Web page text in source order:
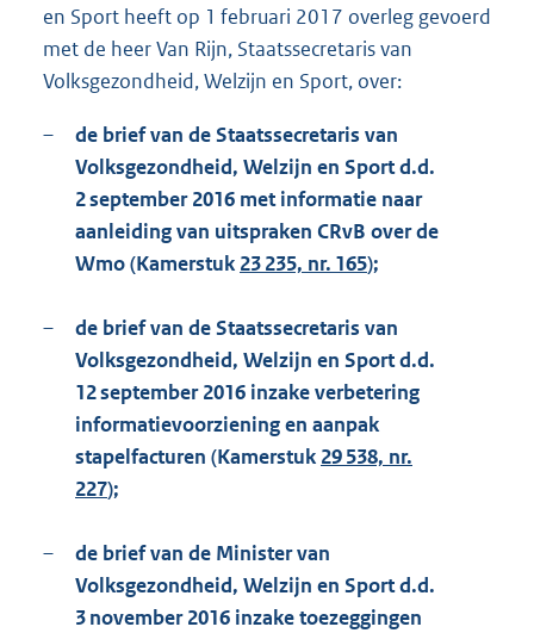
en Sport heeft op 1 februari 2017 overleg gevoerd
met de heer Van Rijn, Staatssecretaris van
Volksgezondheid, Welzijn en Sport, over:
–
de brief van de Staatssecretaris van
Volksgezondheid, Welzijn en Sport d.d.
2 september 2016 met informatie naar
aanleiding van uitspraken CRvB over de
Wmo (Kamerstuk 23 235, nr. 165);
–
de brief van de Staatssecretaris van
Volksgezondheid, Welzijn en Sport d.d.
12 september 2016 inzake verbetering
informatievoorziening en aanpak
stapelfacturen (Kamerstuk 29 538, nr.
227);
–
de brief van de Minister van
Volksgezondheid, Welzijn en Sport d.d.
3 november 2016 inzake toezeggingen